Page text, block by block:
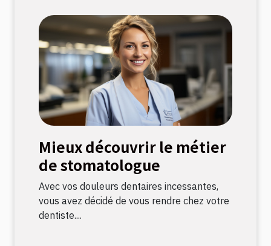
Mieux découvrir le métier
de stomatologue
Avec vos douleurs dentaires incessantes,
vous avez décidé de vous rendre chez votre
dentiste....